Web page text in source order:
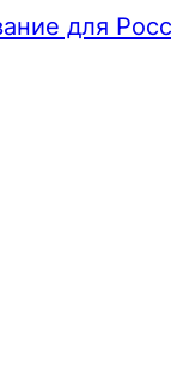
для